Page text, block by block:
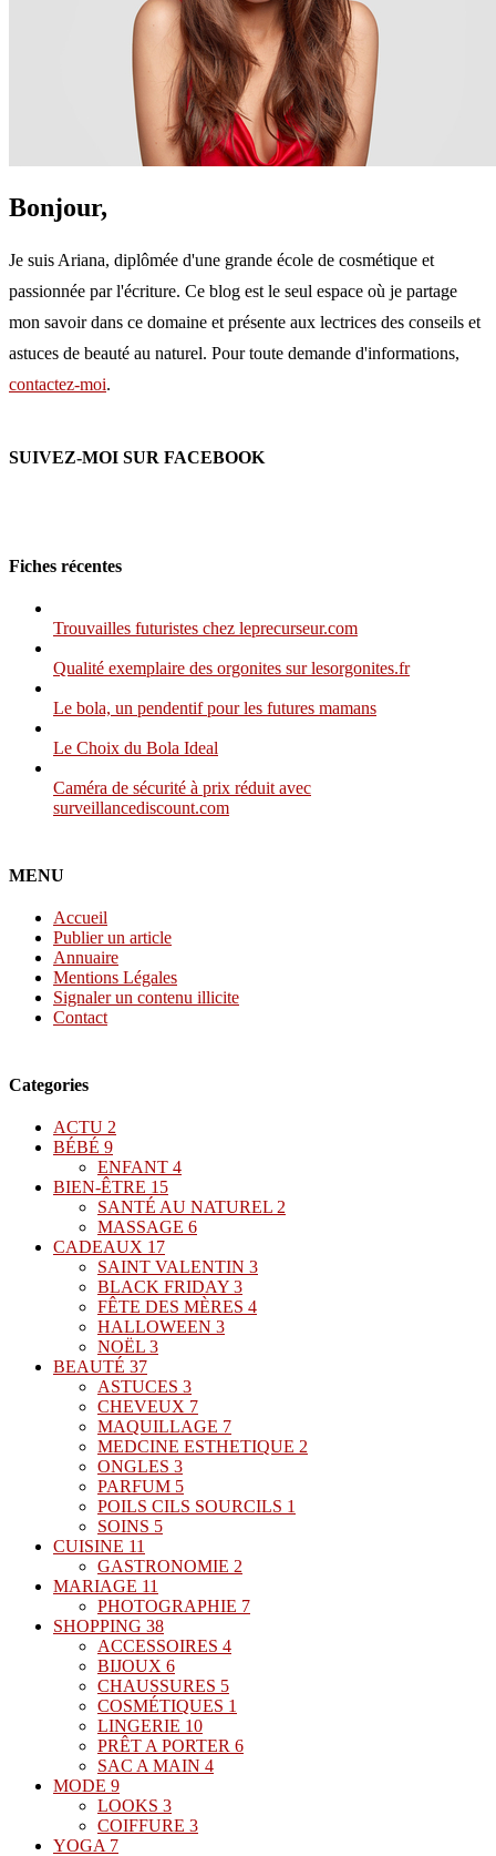
Bonjour,
Je suis Ariana, diplômée d'une grande école de cosmétique et
passionnée par l'écriture. Ce blog est le seul espace où je partage
mon savoir dans ce domaine et présente aux lectrices des conseils et
astuces de beauté au naturel. Pour toute demande d'informations,
contactez-moi.
SUIVEZ-MOI SUR FACEBOOK
Fiches récentes
Trouvailles futuristes chez leprecurseur.com
Qualité exemplaire des orgonites sur lesorgonites.fr
Le bola, un pendentif pour les futures mamans
Le Choix du Bola Ideal
Caméra de sécurité à prix réduit avec
surveillancediscount.com
MENU
Accueil
Publier un article
Annuaire
Mentions Légales
Signaler un contenu illicite
Contact
Categories
ACTU 2
BÉBÉ 9
ENFANT 4
BIEN-ÊTRE 15
SANTÉ AU NATUREL 2
MASSAGE 6
CADEAUX 17
SAINT VALENTIN 3
BLACK FRIDAY 3
FÊTE DES MÈRES 4
HALLOWEEN 3
NOËL 3
BEAUTÉ 37
ASTUCES 3
CHEVEUX 7
MAQUILLAGE 7
MEDCINE ESTHETIQUE 2
ONGLES 3
PARFUM 5
POILS CILS SOURCILS 1
SOINS 5
CUISINE 11
GASTRONOMIE 2
MARIAGE 11
PHOTOGRAPHIE 7
SHOPPING 38
ACCESSOIRES 4
BIJOUX 6
CHAUSSURES 5
COSMÉTIQUES 1
LINGERIE 10
PRÊT A PORTER 6
SAC A MAIN 4
MODE 9
LOOKS 3
COIFFURE 3
YOGA 7